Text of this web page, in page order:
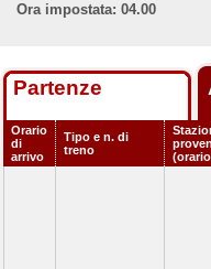
Ora impostata: 04.00
Partenze
Orario
di
arrivo
Tipo e n. di
treno